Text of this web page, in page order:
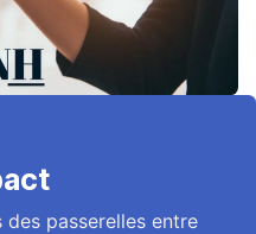
des passerelles entre